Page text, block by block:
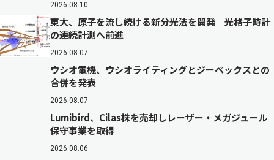
2026.08.10
東大、原子を流し続ける新分光法を開発 光格子時計
の連続計測へ前進
2026.08.07
ウシオ電機、ウシオライティングとジーベックスとの
合併を発表
2026.08.07
Lumibird、Cilas株を売却しレーザー・メガジュール
保守事業を取得
2026.08.06